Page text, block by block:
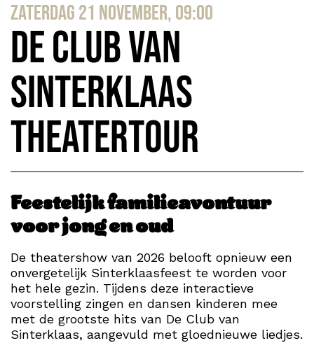
zaterdag 21 november, 09:00
De Club van
Sinterklaas
Theatertour
Feestelijk familieavontuur
voor jong en oud
De theatershow van 2026 belooft opnieuw een
onvergetelijk Sinterklaasfeest te worden voor
het hele gezin. Tijdens deze interactieve
voorstelling zingen en dansen kinderen mee
met de grootste hits van De Club van
Sinterklaas, aangevuld met gloednieuwe liedjes.